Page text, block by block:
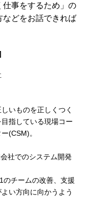
仕事をするため」の
などをお話できれば
いものを正しくつく
指している現場コー
(CSM)。
社でのシステム開発
のチームの改善、支援
い方向に向かうよう